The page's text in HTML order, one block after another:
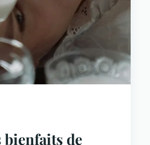
bienfaits de